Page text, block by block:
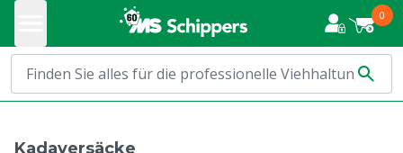
0
Kadaversäcke